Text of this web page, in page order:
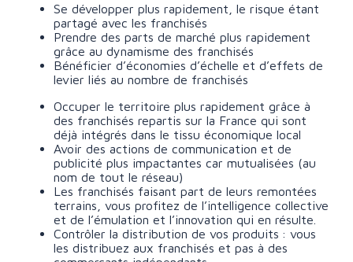
Se développer plus rapidement, le risque étant
partagé avec les franchisés
Prendre des parts de marché plus rapidement
grâce au dynamisme des franchisés
Bénéficier d’économies d’échelle et d’effets de
levier liés au nombre de franchisés
Occuper le territoire plus rapidement grâce à
des franchisés repartis sur la France qui sont
déjà intégrés dans le tissu économique local
Avoir des actions de communication et de
publicité plus impactantes car mutualisées (au
nom de tout le réseau)
Les franchisés faisant part de leurs remontées
terrains, vous profitez de l’intelligence collective
et de l’émulation et l’innovation qui en résulte.
Contrôler la distribution de vos produits : vous
les distribuez aux franchisés et pas à des